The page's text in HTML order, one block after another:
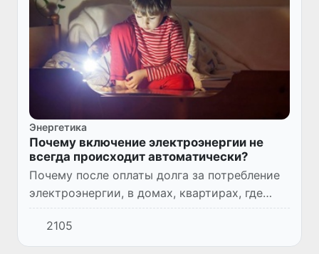
Энергетика
Почему включение электроэнергии не
всегда происходит автоматически?
Почему после оплаты долга за потребление
электроэнергии, в домах, квартирах, где
установлены новые современные счётчики,
не всегда включение электроэнергии
происходит автоматически...
2105